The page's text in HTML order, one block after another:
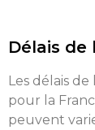
Délais de
Les délais
pour la
peuvent